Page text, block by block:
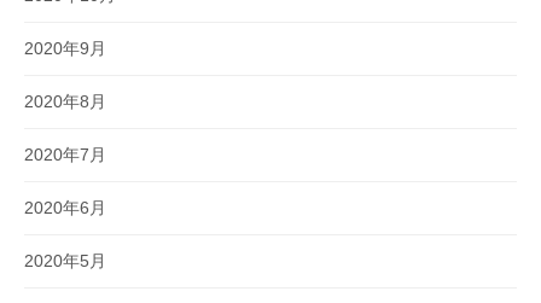
2020年9月
2020年8月
2020年7月
2020年6月
2020年5月